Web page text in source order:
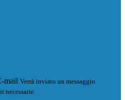
mail Verrà inviato un messaggio
necessarie.